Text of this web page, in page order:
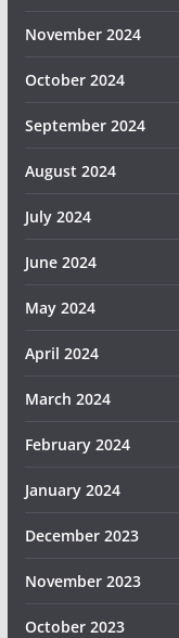
November 2024
October 2024
September 2024
August 2024
July 2024
June 2024
May 2024
April 2024
March 2024
February 2024
January 2024
December 2023
November 2023
October 2023